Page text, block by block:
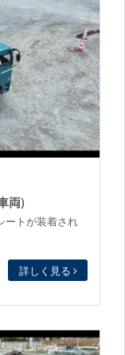
両)
ートが装着され
詳しく見る